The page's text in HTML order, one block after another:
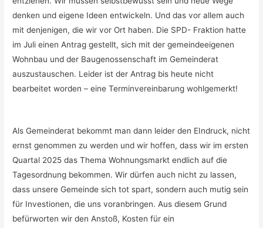
denken und eigene Ideen entwickeln. Und das vor allem auch
mit denjenigen, die wir vor Ort haben. Die SPD- Fraktion hatte
im Juli einen Antrag gestellt, sich mit der gemeindeeigenen
Wohnbau und der Baugenossenschaft im Gemeinderat
auszustauschen. Leider ist der Antrag bis heute nicht
bearbeitet worden – eine Terminvereinbarung wohlgemerkt!
Als Gemeinderat bekommt man dann leider den EIndruck, nicht
ernst genommen zu werden und wir hoffen, dass wir im ersten
Quartal 2025 das Thema Wohnungsmarkt endlich auf die
Tagesordnung bekommen. Wir dürfen auch nicht zu lassen,
dass unsere Gemeinde sich tot spart, sondern auch mutig sein
für Investionen, die uns voranbringen. Aus diesem Grund
befürworten wir den Anstoß, Kosten für ein